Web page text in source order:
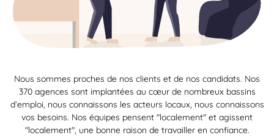
Nous sommes proches de nos clients et de nos candidats. Nos
370 agences sont implantées au cœur de nombreux bassins
d’emploi, nous connaissons les acteurs locaux, nous connaissons
vos besoins. Nos équipes pensent "localement" et agissent
"localement", une bonne raison de travailler en confiance.